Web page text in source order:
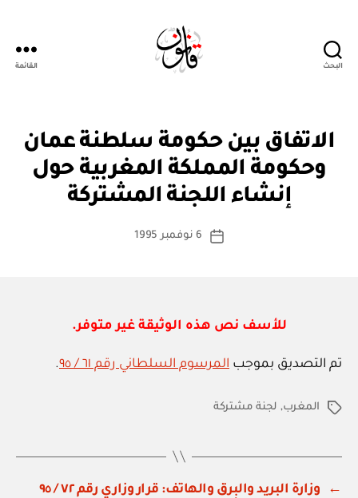
البحث القائمة
التصنيفات
الاتفاق بين حكومة سلطنة عمان
وحكومة المملكة المغربية حول
إنشاء اللجنة المشتركة
كاتب
بو
س
ة
تاريخ
6 نوفمبر 1995
للأسف نص هذه الوثيقة غير متوفر.
تم التصديق بموجب المرسوم السلطاني رقم ٦١ / ٩٥ .
الوسومالمغرب, لجنة مشتركة
←
وزارة البريد والبرق والهاتف: قرار وزاري رقم ٧٢ / ٩٥